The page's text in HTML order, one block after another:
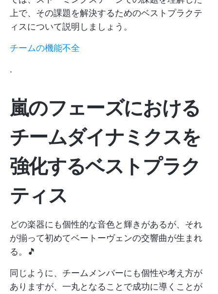
上で、その課題を解決するためのベストプラクテ
ィスについて説明しましょう。
チームの機能不全
.
嵐のフェーズにおける
チームダイナミクスを
強化するベストプラク
ティス
どの楽器にも個性的な音色と輝きがあるが、それ
が揃って初めてベートーヴェンの交響曲が生まれ
る。🎵
同じように、チームメンバーにも個性や考え方が
ありますが、一丸となることで成功に導くことが